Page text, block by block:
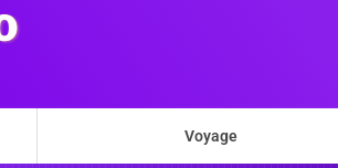
Voyage